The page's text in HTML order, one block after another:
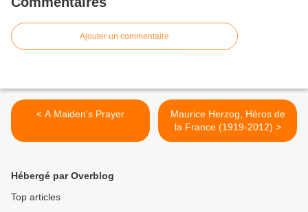
Ajouter un commentaire
< A Maiden's Prayer
Maurice Herzog, Héros de
la France (1919-2012) >
Hébergé par Overblog
Top articles